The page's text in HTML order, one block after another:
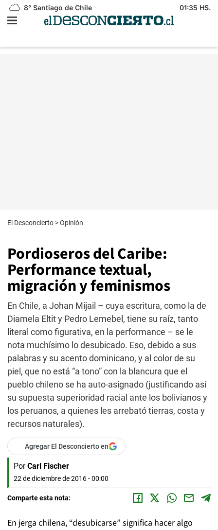
8° Santiago de Chile 01:35 HS.
El Desconcierto >Opinión
Pordioseros del Caribe:
Performance textual,
migración y feminismos
En Chile, a Johan Mijail – cuya escritura, como la de
Diamela Eltit y Pedro Lemebel, tiene su raíz, tanto
literal como figurativa, en la performance – se le
nota muchísimo lo desubicado. Eso, debido a sus
palabras y su acento dominicano, y al color de su
piel, que no está “a tono” con la blancura que el
pueblo chileno se ha auto-asignado (justificando así
su supuesta superioridad racial ante los bolivianos y
los peruanos, a quienes les arrebató tierras, costa y
recursos naturales).
Agregar El Desconcierto en
Por Carl Fischer
22 de diciembre de 2016 - 00:00
Comparte esta nota:
En jerga chilena, “desubicarse” significa hacer algo